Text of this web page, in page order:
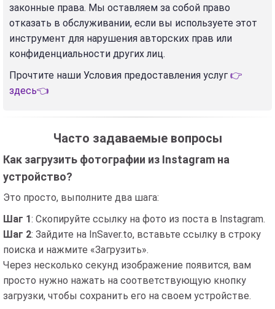
законные права. Мы оставляем за собой право
отказать в обслуживании, если вы используете этот
инструмент для нарушения авторских прав или
конфиденциальности других лиц.
Прочтите наши Условия предоставления услуг 👉
здесь👈
Часто задаваемые вопросы
Как загрузить фотографии из Instagram на
устройство?
Это просто, выполните два шага:
Шаг 1: Скопируйте ссылку на фото из поста в Instagram.
Шаг 2: Зайдите на InSaver.to, вставьте ссылку в строку
поиска и нажмите «Загрузить».
Через несколько секунд изображение появится, вам
просто нужно нажать на соответствующую кнопку
загрузки, чтобы сохранить его на своем устройстве.